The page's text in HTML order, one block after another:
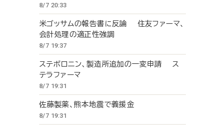
8/7 20:33
米ゴッサムの報告書に反論 住友ファーマ、
会計処理の適正性強調
8/7 19:37
ステボロニン、製造所追加の一変申請 ス
テラファーマ
8/7 19:31
佐藤製薬、熊本地震で義援金
8/7 19:31